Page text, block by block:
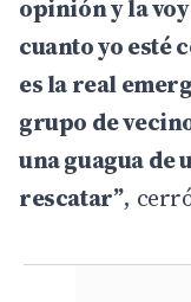
opinión y la
cuanto yo esté
es la real
grupo de
una guagua de
rescatar”,